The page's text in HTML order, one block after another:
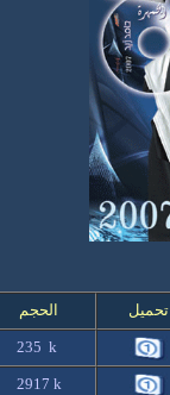
الحجم تحميل
235 k
2917 k